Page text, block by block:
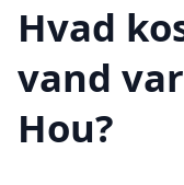
Hvad
vand
Hou?